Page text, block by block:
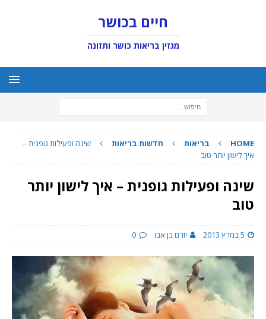
חיים בכושר
מגזין בריאות כושר ותזונה
HOME בריאות חדשות בריאות
שינה ופעילות גופנית –
איך לישון יותר טוב
שינה ופעילות גופנית – איך לישון יותר
טוב
5 במרץ 2013 יורם בן אבו 0